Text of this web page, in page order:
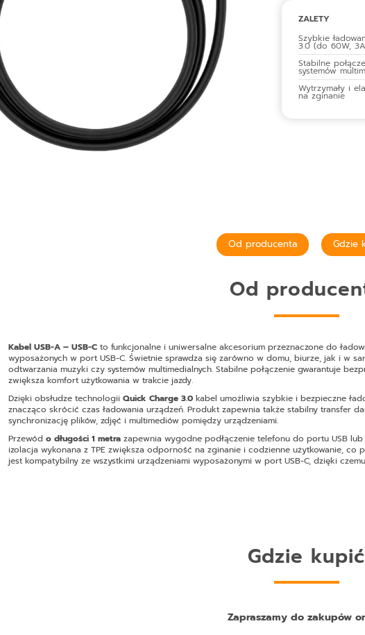
ZALETY
Szybkie
3.0 (do 60W,
Stabilne
systemów
Wytrzymały i
na zginanie
Od producenta Gdzie
Od
Kabel USB-A – USB-Cto funkcjonalne i uniwersalne akcesorium przeznaczone do
wyposażonych w port USB-C. Świetnie sprawdza się zarówno w domu, biurze, jak i w
odtwarzania muzyki czy systemów multimedialnych. Stabilne połączenie gwarantuje
zwiększa komfort użytkowania w trakcie jazdy.
Dzięki obsłudze technologii Quick Charge 3.0kabel umożliwia szybkie i bezpieczne
znacząco skrócić czas ładowania urządzeń. Produkt zapewnia także stabilny transfer
synchronizację plików, zdjęć i multimediów pomiędzy urządzeniami.
Przewód o długości 1 metrazapewnia wygodne podłączenie telefonu do portu USB
izolacja wykonana z TPE zwiększa odporność na zginanie i codzienne użytkowanie, co
jest kompatybilny ze wszystkimi urządzeniami wyposażonymi w port USB-C, dzięki
Gdzie kupić
Zapraszamy do zakupów